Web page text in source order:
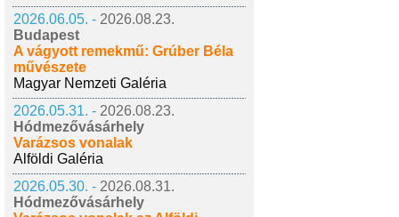
2026.06.05. - 2026.08.23.
Budapest
A vágyott remekmű: Grúber Béla
művészete
Magyar Nemzeti Galéria
2026.05.31. - 2026.08.23.
Hódmezővásárhely
Varázsos vonalak
Alföldi Galéria
2026.05.30. - 2026.08.31.
Hódmezővásárhely